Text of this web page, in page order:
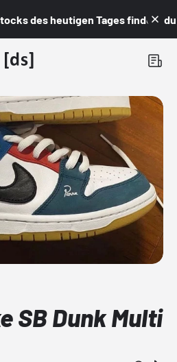
des heutigen Tages findest du
SB Dunk Multi